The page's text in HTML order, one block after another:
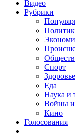
Видео
Рубрики
Спорт
Здоровье
Еда
Наука и
Войны
Кино
Голосования